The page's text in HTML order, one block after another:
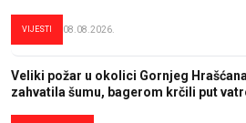
VIJESTI 08.08.2026.
Veliki požar u okolici Gornjeg
zahvatila šumu, bagerom krčili put